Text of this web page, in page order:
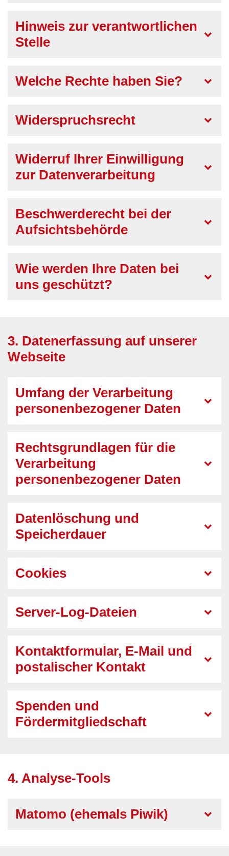
Hinweis zur verantwortlichen
Stelle
Welche Rechte haben Sie?
Widerspruchsrecht
Widerruf Ihrer Einwilligung
zur Datenverarbeitung
Beschwerderecht bei der
Aufsichtsbehörde
Wie werden Ihre Daten bei
uns geschützt?
3. Datenerfassung auf unserer
Webseite
Umfang der Verarbeitung
personenbezogener Daten
Rechtsgrundlagen für die
Verarbeitung
personenbezogener Daten
Datenlöschung und
Speicherdauer
Cookies
Server-Log-Dateien
Kontaktformular, E-Mail und
postalischer Kontakt
Spenden und
Fördermitgliedschaft
4. Analyse-Tools
Matomo (ehemals Piwik)